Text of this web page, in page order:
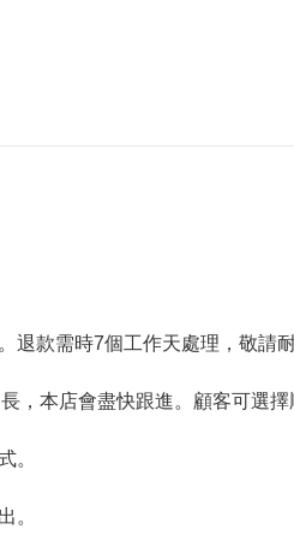
款需時7個工作天處理，敬請耐
本店會盡快跟進。顧客可選擇
。
。